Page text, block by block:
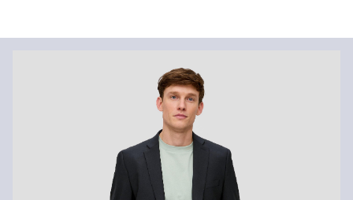
Nije prikladno za izbjeljivanje sredstvom na bazi klora
Nije prikladno za sušilicu
Nježno pranje 30°
Vaša će narudžba biti poslana u roku od 4-8 radna dana putem
Hrvatska pošta-a. Standardna dostava košta 4,95 €.